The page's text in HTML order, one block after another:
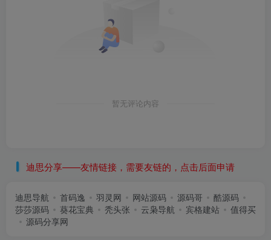
暂无评论内容
迪思分享——友情链接，需要友链的，点击后面申请
迪思导航 首码逸 羽灵网 网站源码 源码哥
酷源码
莎莎源码
葵花宝典 秃头张 云枭导航 宾格建站
值得买
源码分享网